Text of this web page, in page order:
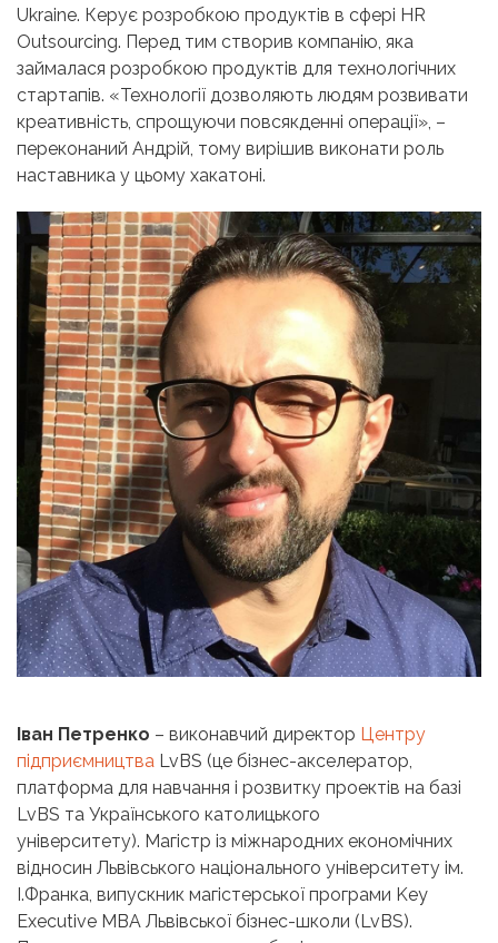
Ukraine. Керує розробкою продуктів в сфері HR
Outsourcing. Перед тим створив компанію, яка
займалася розробкою продуктів для технологічних
стартапів. «Технології дозволяють людям розвивати
креативність, спрощуючи повсякденні операції», –
переконаний Андрій, тому вирішив виконати роль
наставника у цьому хакатоні.
Іван Петренко – виконавчий директор Центру
підприємництва LvBS (це бізнес-акселератор,
платформа для навчання і розвитку проектів на базі
LvBS та Українського католицького
університету). Магістр із міжнародних економічних
відносин Львівського національного університету ім.
І.Франка, випускник магістерської програми Key
Executive MBA Львівської бізнес-школи (LvBS).